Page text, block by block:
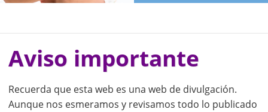
Aviso importante
Recuerda que esta web es una web de divulgación.
Aunque nos esmeramos y revisamos todo lo publicado